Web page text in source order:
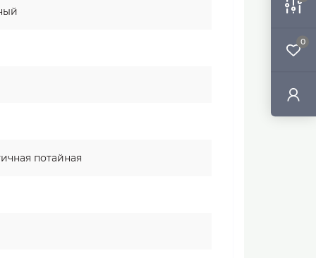
0
потайная